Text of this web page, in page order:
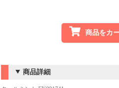
商品をカ
商品詳細